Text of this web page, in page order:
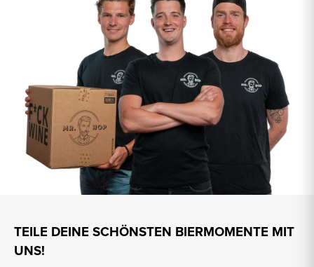
TEILE DEINE SCHÖNSTEN BIERMOMENTE MIT
UNS!